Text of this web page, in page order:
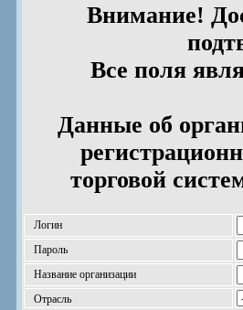
Внимание!
Все поля
Данные об
торговой
Логин
Пароль
Название организации
Отрасль